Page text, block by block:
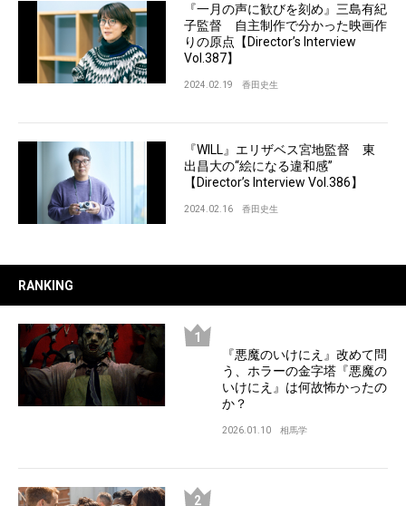
『一月の声に歓びを刻め』三島有紀
子監督 自主制作で分かった映画作
りの原点【Director’s Interview
Vol.387】
2024.02.19 香田史生
『WILL』エリザベス宮地監督 東
出昌大の“絵になる違和感”
【Director’s Interview Vol.386】
2024.02.16 香田史生
RANKING
『悪魔のいけにえ』改めて問
う、ホラーの金字塔『悪魔の
いけにえ』は何故怖かったの
か？
2026.01.10 相馬学